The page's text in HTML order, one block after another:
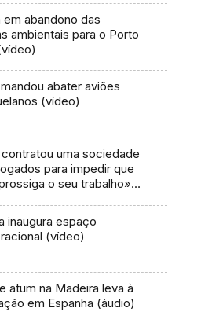
em abandono das
ambientais para o Porto
abater aviões
(vídeo)
contratou uma sociedade
para impedir que
o seu trabalho»
inaugura espaço
(vídeo)
atum na Madeira leva à
em Espanha (áudio)